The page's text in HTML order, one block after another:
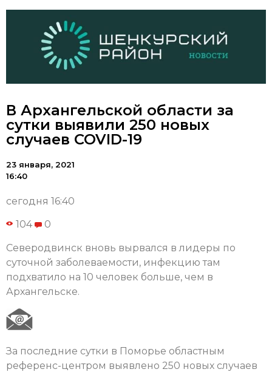
В Архангельской области за
сутки выявили 250 новых
случаев COVID-19
23 января, 2021
16:40
сегодня 16:40
104 0
Северодвинск вновь вырвался в лидеры по
суточной заболеваемости, инфекцию там
подхватило на 10 человек больше, чем в
Архангельске.
За последние сутки в Поморье областным
референс-центром выявлено 250 новых случаев